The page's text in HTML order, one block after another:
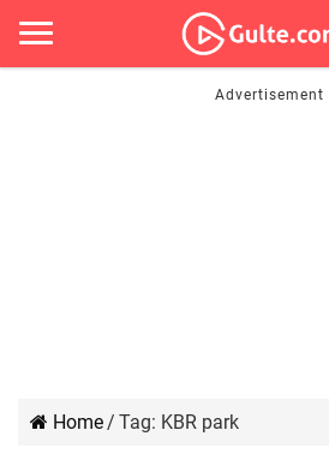
Home/ Tag: KBR park